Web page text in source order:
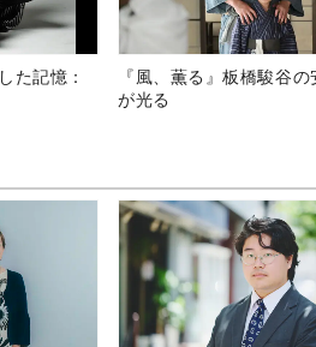
た記憶：
『風、薫る』板橋駿谷
が光る